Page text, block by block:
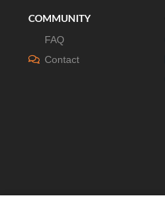
COMMUNITY
FAQ
Contact